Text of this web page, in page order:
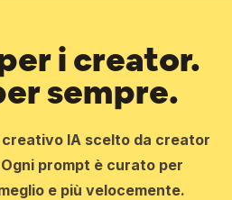
i creator.
sempre.
IA scelto da creator
prompt è curato per
e più velocemente.